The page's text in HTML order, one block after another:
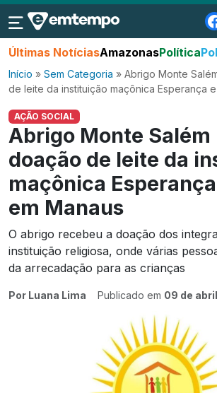
Últimas NotíciasAmazonasPolítica
Início » Sem Categoria » Abrigo Monte
de leite da instituição maçônica Esperança
AÇÃO SOCIAL
Abrigo Monte Salém
doação de leite da
maçônica
em Manaus
O abrigo recebeu a doação dos
instituição religiosa, onde várias
da arrecadação para as crianças
Por Luana Lima Publicado em 09 de